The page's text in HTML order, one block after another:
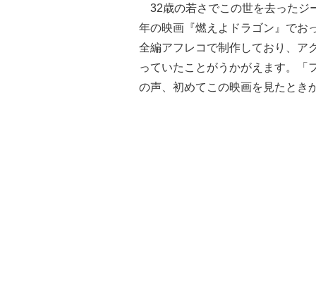
32歳の若さでこの世を去ったジ
年の映画『燃えよドラゴン』でお
全編アフレコで制作しており、ア
っていたことがうかがえます。「
の声、初めてこの映画を見たとき